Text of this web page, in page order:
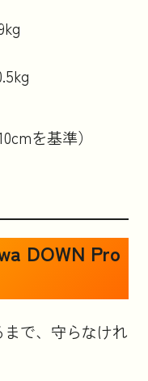
を基準）
DOWN Pro
で、守らなけれ